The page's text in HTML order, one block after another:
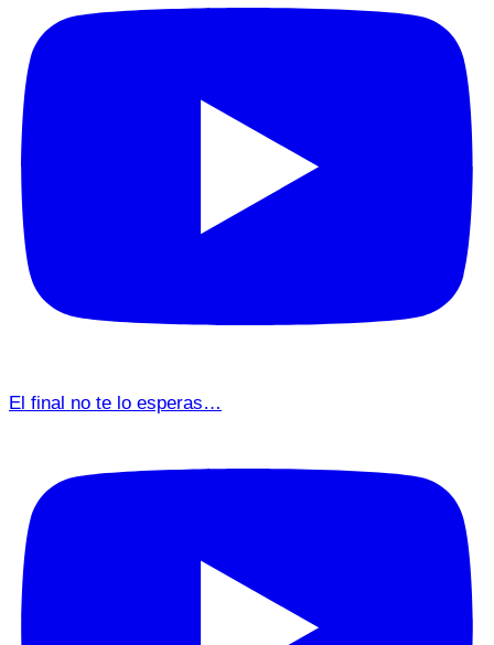
El final no te lo esperas…